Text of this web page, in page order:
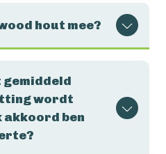
hout mee?
gemiddeld
wordt
ben